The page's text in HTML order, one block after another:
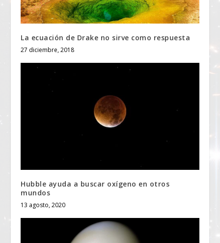
La ecuación de Drake no sirve como respuesta
27 diciembre, 2018
Hubble ayuda a buscar oxígeno en otros
mundos
13 agosto, 2020